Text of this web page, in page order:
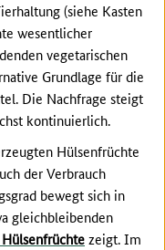
(siehe Kasten
wesentlicher
vegetarischen
Grundlage für die
Die Nachfrage steigt
kontinuierlich.
Hülsenfrüchte
der Verbrauch
bewegt sich in
gleichbleibenden
zeigt. Im